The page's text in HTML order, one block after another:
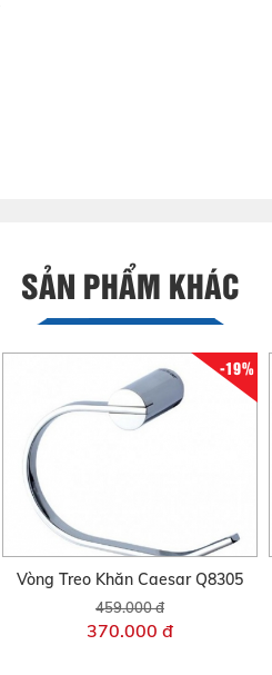
SẢN PHẨM KHÁC
-19%
Vòng Treo Khăn Caesar Q8305
459.000 đ
370.000 đ